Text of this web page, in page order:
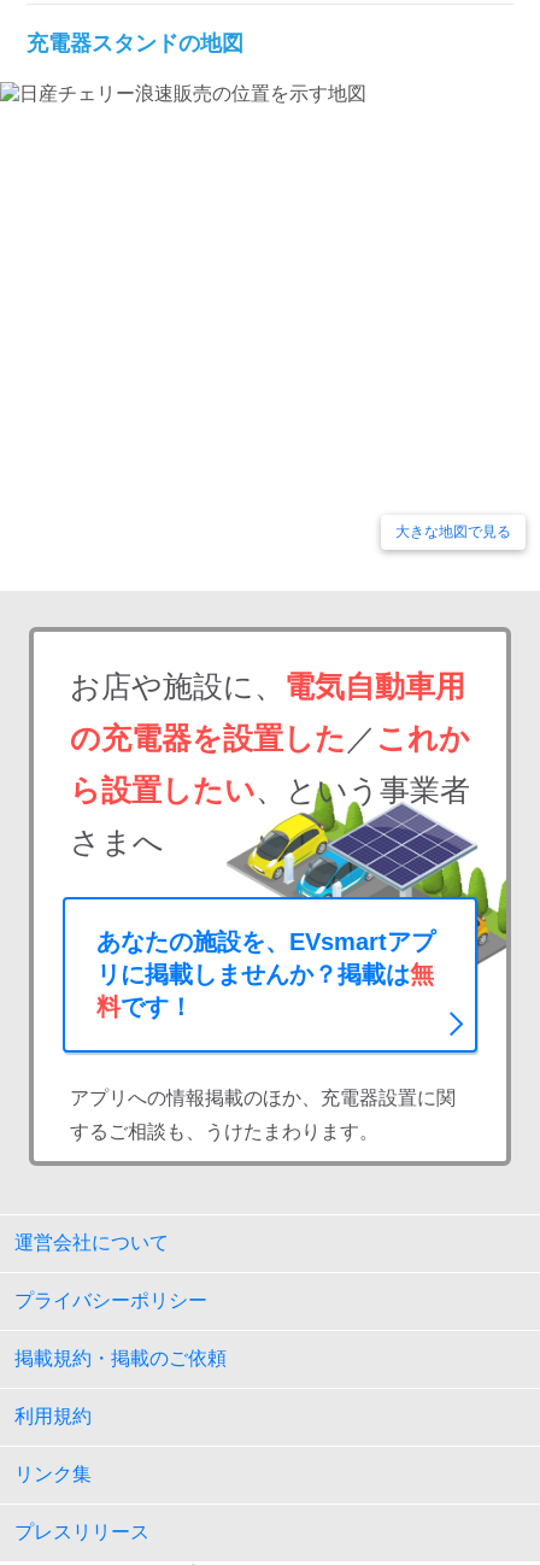
充電器スタンドの地図
大きな地図で見る
お店や施設に、 電気自動車用
の充電器を設置した ／ これか
ら設置したい、という事業者
さまへ
あなたの施設を、EVsmartアプ
リに掲載しませんか？掲載は無
料です！
アプリへの情報掲載のほか、充電器設置に関
するご相談も、うけたまわります。
運営会社について
プライバシーポリシー
掲載規約・掲載のご依頼
利用規約
リンク集
プレスリリース